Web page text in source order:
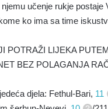
učenje rukje postaje
ko ima sa time
POTRAŽI LIJEKA
BEZ POLAGANJA
djela: Fethul-Bari, 11